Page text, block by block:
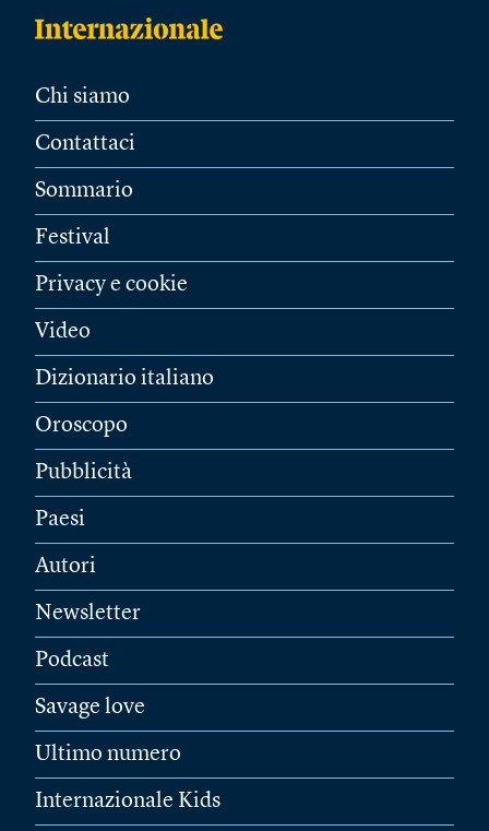
Chi siamo
Contattaci
Sommario
Festival
Privacy e cookie
Video
Dizionario italiano
Oroscopo
Pubblicità
Paesi
Autori
Newsletter
Podcast
Savage love
Ultimo numero
Internazionale Kids